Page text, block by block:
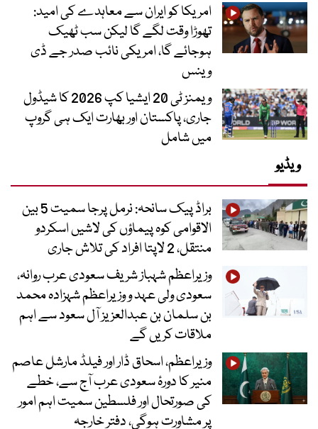
امریکا کو ایران سے معاہدے کی امید:
تھوڑا وقت لگے گا لیکن سب ٹھیک
ہوجائے گا، امریکی نائب صدر جے ڈی
وینس
ویمنز ٹی 20 ایشیا کپ 2026 کا شیڈول
جاری، پاکستان اور بھارت ایک ہی گروپ
میں شامل
ویڈیو
براڈ پیک سانحہ: نرمل پرجا سمیت 5 بین
الاقوامی کوہ پیماؤں کی لاشیں اسکردو
منتقل، 2 لاپتا افراد کی تلاش جاری
وزیراعظم شہباز شریف سعودی عرب روانہ،
سعودی ولی عہد و وزیراعظم شہزادہ محمد
بن سلمان بن عبدالعزیز آل سعود سے اہم
ملاقات کریں گے
وزیراعظم، اسحاق ڈار اور فیلڈ مارشل عاصم
منیر کا دورۂ سعودی عرب آج سے، خطے
کی صورتحال اور فلسطین سمیت اہم امور
پر مشاورت ہوگی، دفتر خارجہ